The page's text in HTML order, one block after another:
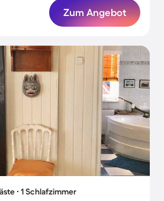
Zum Angebot
∙ 1 Schlafzimmer